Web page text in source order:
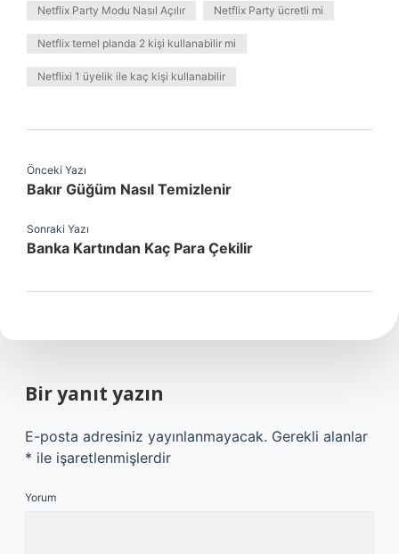
Netflix Party Modu Nasıl Açılır Netflix Party ücretli mi
Netflix temel planda 2 kişi kullanabilir mi
Netflixi 1 üyelik ile kaç kişi kullanabilir
Önceki Yazı
Bakır Güğüm Nasıl Temizlenir
Sonraki Yazı
Banka Kartından Kaç Para Çekilir
Bir yanıt yazın
E-posta adresiniz yayınlanmayacak. Gerekli alanlar
* ile işaretlenmişlerdir
Yorum